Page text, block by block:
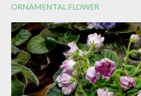
ORNAMENTAL FLOWER